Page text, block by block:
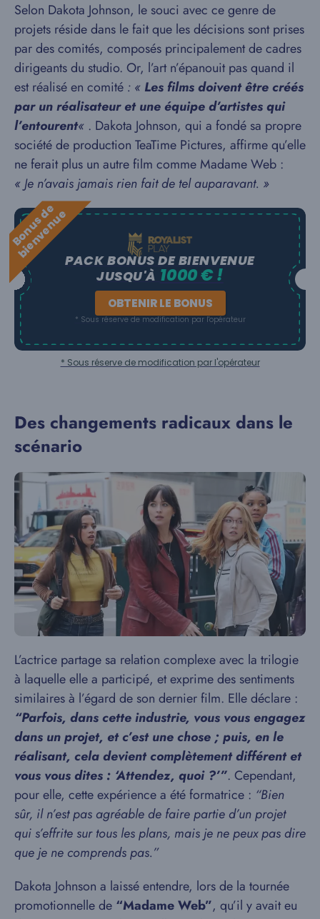
Selon Dakota Johnson, le souci avec ce genre de
projets réside dans le fait que les décisions sont prises
par des comités, composés principalement de cadres
dirigeants du studio. Or, l’art n’épanouit pas quand il
est réalisé en comité : « Les films doivent être créés
par un réalisateur et une équipe d’artistes qui
l’entourent« . Dakota Johnson, qui a fondé sa propre
société de production TeaTime Pictures, affirme qu’elle
ne ferait plus un autre film comme Madame Web :
« Je n’avais jamais rien fait de tel auparavant. »
B
o
n
u
s
d
e
b
i
e
n
v
e
n
u
ePACK BONUS DE BIENVENUE
JUSQU'À 1000 € !
OBTENIR LE BONUS
* Sous réserve de modification par l'opérateur
* Sous réserve de modification par l'opérateur
Des changements radicaux dans le
scénario
L’actrice partage sa relation complexe avec la trilogie
à laquelle elle a participé, et exprime des sentiments
similaires à l’égard de son dernier film. Elle déclare :
“Parfois, dans cette industrie, vous vous engagez
dans un projet, et c’est une chose ; puis, en le
réalisant, cela devient complètement différent et
vous vous dites : ‘Attendez, quoi ?’”. Cependant,
pour elle, cette expérience a été formatrice : “Bien
sûr, il n’est pas agréable de faire partie d’un projet
qui s’effrite sur tous les plans, mais je ne peux pas dire
que je ne comprends pas.”
Dakota Johnson a laissé entendre, lors de la tournée
promotionnelle de “Madame Web”, qu’il y avait eu